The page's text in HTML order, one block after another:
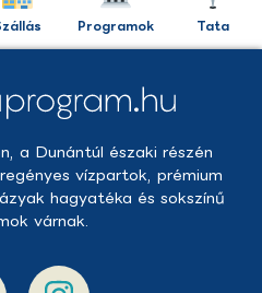
Programok Tata
a Dunántúl északi részén
vízpartok, prémium
hagyatéka és sokszínű
várnak.